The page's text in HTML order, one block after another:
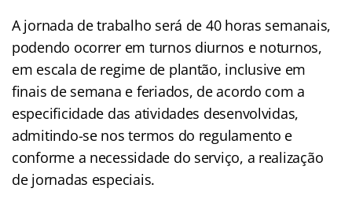
A jornada de trabalho será de 40 horas semanais,
podendo ocorrer em turnos diurnos e noturnos,
em escala de regime de plantão, inclusive em
finais de semana e feriados, de acordo com a
especificidade das atividades desenvolvidas,
admitindo-se nos termos do regulamento e
conforme a necessidade do serviço, a realização
de jornadas especiais.